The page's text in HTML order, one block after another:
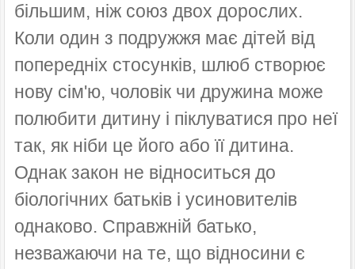
більшим, ніж союз двох дорослих.
Коли один з подружжя має дітей від
попередніх стосунків, шлюб створює
нову сім'ю, чоловік чи дружина може
полюбити дитину і піклуватися про неї
так, як ніби це його або її дитина.
Однак закон не відноситься до
біологічних батьків і усиновителів
однаково. Справжній батько,
незважаючи на те, що відносини є